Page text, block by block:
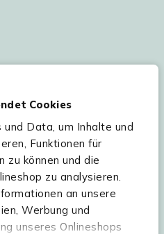
Cookies
Data, um Inhalte und
Funktionen für
zu können und die
zu analysieren.
an unsere
Werbung und
unseres Onlineshops
jederzeit
Gutscheinaktion lesen.